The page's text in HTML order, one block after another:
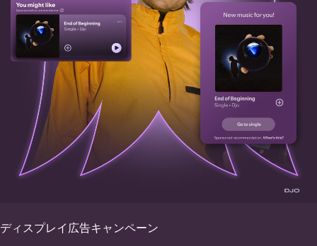
ディスプレイ広告キャンペーン